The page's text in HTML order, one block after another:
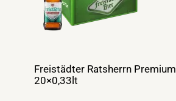
Freistädter Ratsherrn Premium
20×0,33lt